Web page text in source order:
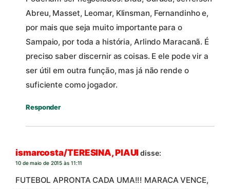
Abreu, Masset, Leomar, Klinsman, Fernandinho e,
por mais que seja muito importante para o
Sampaio, por toda a história, Arlindo Maracanã. É
preciso saber discernir as coisas. E ele pode vir a
ser útil em outra função, mas já não rende o
suficiente como jogador.
Responder
ismarcosta/TERESINA, PIAUIdisse:
10 de maio de 2015 às 11:11
FUTEBOL APRONTA CADA UMA!!! MARACA VENCE,